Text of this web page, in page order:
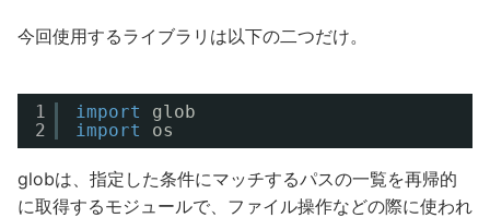
今回使用するライブラリは以下の二つだけ。
1
2
import
glob
import
os
globは、指定した条件にマッチするパスの一覧を再帰的
に取得するモジュールで、ファイル操作などの際に使われ